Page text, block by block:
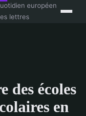
européen
lettres
des écoles
en